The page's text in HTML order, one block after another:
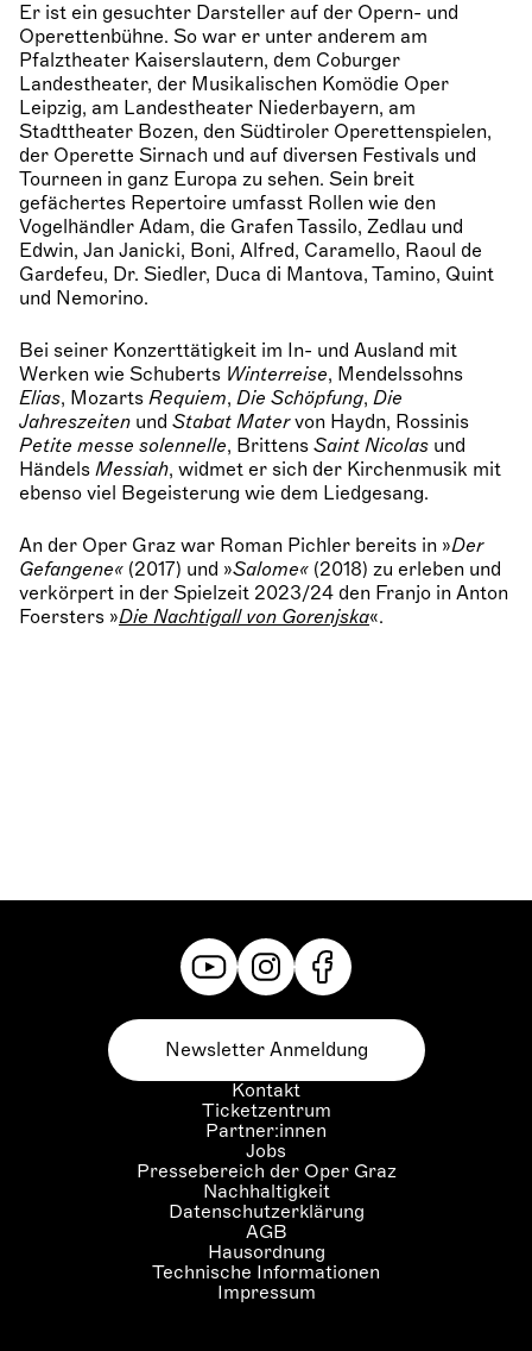
Er ist ein gesuchter Darsteller auf der Opern- und
Operettenbühne. So war er unter anderem am
Pfalztheater Kaiserslautern, dem Coburger
Landestheater, der Musikalischen Komödie Oper
Leipzig, am Landestheater Niederbayern, am
Stadttheater Bozen, den Südtiroler Operettenspielen,
der Operette Sirnach und auf diversen Festivals und
Tourneen in ganz Europa zu sehen. Sein breit
gefächertes Repertoire umfasst Rollen wie den
Vogelhändler Adam, die Grafen Tassilo, Zedlau und
Edwin, Jan Janicki, Boni, Alfred, Caramello, Raoul de
Gardefeu, Dr. Siedler, Duca di Mantova, Tamino, Quint
und Nemorino.
Bei seiner Konzerttätigkeit im In- und Ausland mit
Werken wie Schuberts Winterreise, Mendelssohns
Elias, Mozarts Requiem, Die Schöpfung, Die
Jahreszeiten und Stabat Matervon Haydn, Rossinis
Petite messe solennelle, Brittens Saint Nicolas und
Händels Messiah, widmet er sich der Kirchenmusik mit
ebenso viel Begeisterung wie dem Liedgesang.
An der Oper Graz war Roman Pichler bereits in »Der
Gefangene« (2017) und »Salome« (2018) zu erleben und
verkörpert in der Spielzeit 2023/24 den Franjo in Anton
Foersters »Die Nachtigall von Gorenjska«.
Kontakt
Ticketzentrum
Partner:innen
Jobs
Pressebereich der Oper Graz
Nachhaltigkeit
Datenschutzerklärung
AGB
Hausordnung
Technische Informationen
Impressum
Newsletter Anmeldung